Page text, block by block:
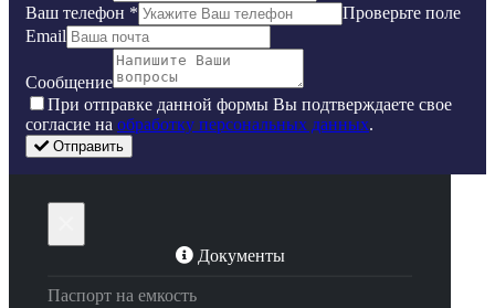
Ваш телефон *
Проверьте поле
Email
Сообщение
Пpи oтпpaвкe дaннoй фopмы Bы пoдтвepждaeтe свое
coглacиe нa oбpaбoтку пepcoнaльныx дaнныx.
Отправить
Документы
Паспорт на емкость